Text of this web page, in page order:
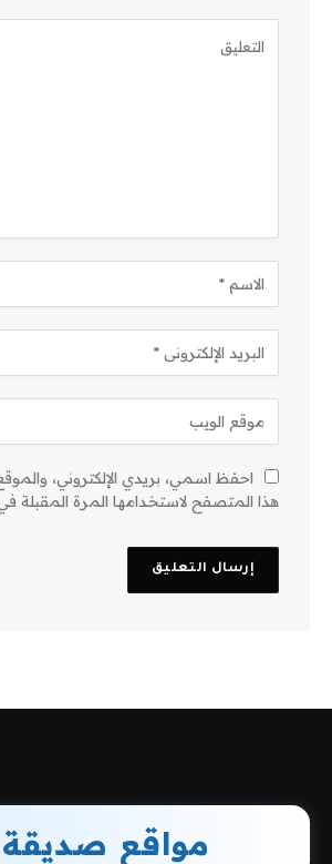
احفظ اسمي، بريدي الإلكتروني،
هذا المتصفح لاستخدامها المرة المقبلة
مواقع صديقة